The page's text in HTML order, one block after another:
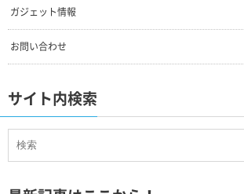
ガジェット情報
お問い合わせ
サイト内検索